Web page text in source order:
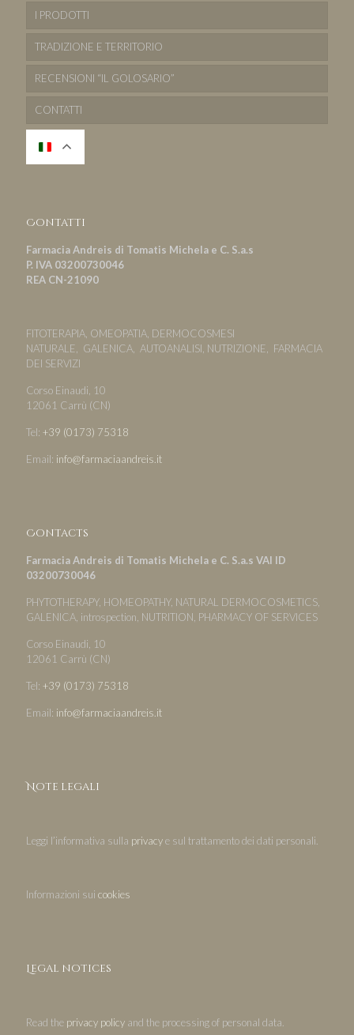
I PRODOTTI
TRADIZIONE E TERRITORIO
RECENSIONI “IL GOLOSARIO”
CONTATTI
Contatti
Farmacia Andreis di Tomatis Michela e C. S.a.s
P. IVA 03200730046
REA CN-21090
FITOTERAPIA, OMEOPATIA, DERMOCOSMESI
NATURALE, GALENICA, AUTOANALISI, NUTRIZIONE, FARMACIA
DEI SERVIZI
Corso Einaudi, 10
12061 Carrù (CN)
Tel: +39 (0173) 75318
Email: info@farmaciaandreis.it
Contacts
Farmacia Andreis di Tomatis Michela e C. S.a.s VAI ID
03200730046
PHYTOTHERAPY, HOMEOPATHY, NATURAL DERMOCOSMETICS,
GALENICA, introspection, NUTRITION, PHARMACY OF SERVICES
Corso Einaudi, 10
12061 Carrù (CN)
Tel: +39 (0173) 75318
Email: info@farmaciaandreis.it
Note legali
Leggi l’informativa sulla privacye sul trattamento dei dati personali.
Informazioni sui cookies
Legal notices
Read the privacy policy and the processing of personal data.